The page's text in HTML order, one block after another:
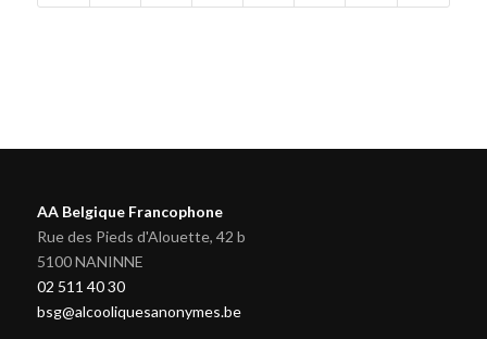
AA Belgique Francophone
Rue des Pieds d'Alouette, 42 b
5100 NANINNE
02 511 40 30
bsg@alcooliquesanonymes.be